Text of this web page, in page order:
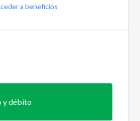
a beneficios
y débito